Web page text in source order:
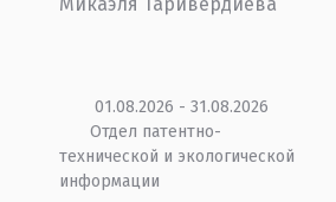
01.08.2026 - 31.08.2026
Отдел патентно-
технической и экологической
информации